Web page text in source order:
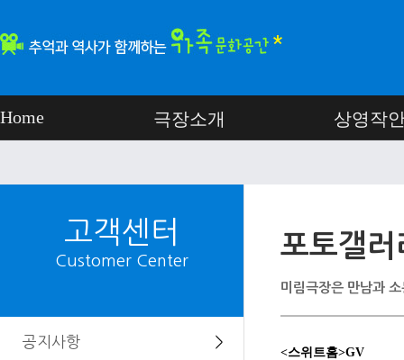
Home 극장소개 상영작
고객센터
Customer Center
공지사항 ＞
포토갤러
미림극장은 만남과
<스위트홈>GV